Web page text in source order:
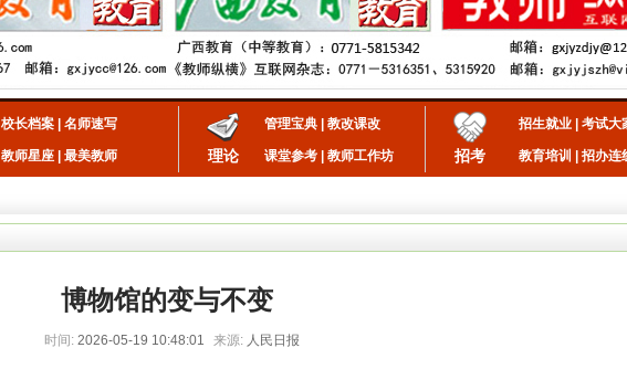
校长档案 名师速写
教师星座 最美教师 理论
管理宝典 教改课改
课堂参考 教师工作坊 招考
招生就业 考试大
教育培训 招办连
博物馆的变与不变
时间: 2026-05-19 10:48:01 来源: 人民日报